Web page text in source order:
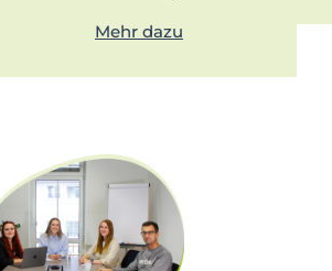
Mehr dazu